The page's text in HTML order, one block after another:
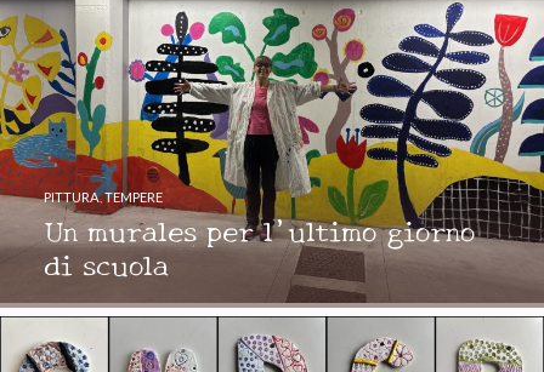
Un murales per l’ultimo giorno
di scuola
PITTURA,TEMPERE